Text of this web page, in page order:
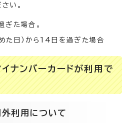
い。
た場合。
た日）から14日を過ぎた場合
ナンバーカードが利用で
外利用について